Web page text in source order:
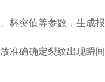
突值等参数，生成
确确定裂纹出现瞬